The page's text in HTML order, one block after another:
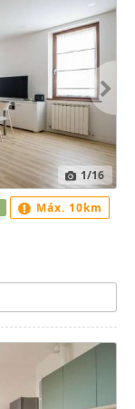
1/16
Máx. 10km